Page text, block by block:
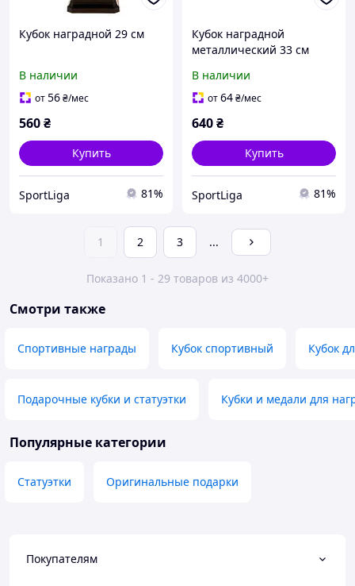
Кубок наградной 29 см
В наличии
от56₴/мес
560₴
Купить
SportLiga 81%
Кубок наградной
металлический 33 см
В наличии
от64₴/мес
640₴
Купить
SportLiga 81%
1 2 3 ...
Показано 1 - 29 товаров из 4000+
Смотри также
Спортивные награды Кубок спортивный Кубок
Подарочные кубки и статуэтки Кубки и медали для
Популярные категории
Статуэтки Оригинальные подарки
Покупателям